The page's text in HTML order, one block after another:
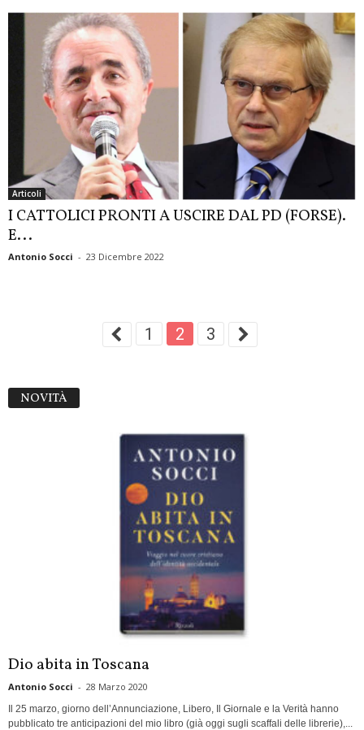
Articoli
I CATTOLICI PRONTI A USCIRE DAL PD (FORSE).
E...
Antonio Socci - 23 Dicembre 2022
1 2 3
NOVITÀ
Dio abita in Toscana
Antonio Socci - 28 Marzo 2020
Il 25 marzo, giorno dell’Annunciazione, Libero, Il Giornale e la Verità hanno
pubblicato tre anticipazioni del mio libro (già oggi sugli scaffali delle librerie),...